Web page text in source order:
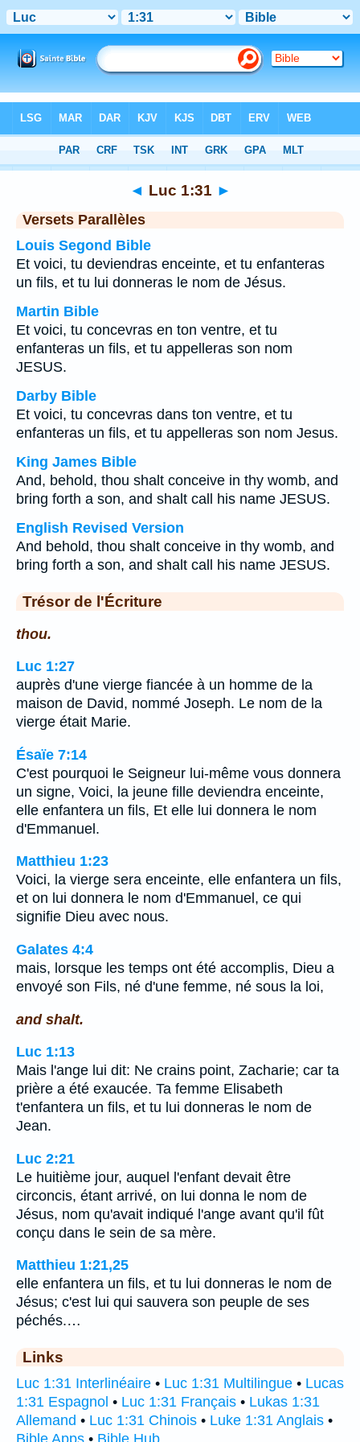
Chapitre 1 > Verset 31
◄ Luc 1:31 ►
Versets Parallèles
Louis Segond Bible
Et voici, tu deviendras enceinte, et tu enfanteras
un fils, et tu lui donneras le nom de Jésus.
Martin Bible
Et voici, tu concevras en ton ventre, et tu
enfanteras un fils, et tu appelleras son nom
JESUS.
Darby Bible
Et voici, tu concevras dans ton ventre, et tu
enfanteras un fils, et tu appelleras son nom Jesus.
King James Bible
And, behold, thou shalt conceive in thy womb, and
bring forth a son, and shalt call his name JESUS.
English Revised Version
And behold, thou shalt conceive in thy womb, and
bring forth a son, and shalt call his name JESUS.
Trésor de l'Écriture
thou.
Luc 1:27
auprès d'une vierge fiancée à un homme de la
maison de David, nommé Joseph. Le nom de la
vierge était Marie.
Ésaïe 7:14
C'est pourquoi le Seigneur lui-même vous donnera
un signe, Voici, la jeune fille deviendra enceinte,
elle enfantera un fils, Et elle lui donnera le nom
d'Emmanuel.
Matthieu 1:23
Voici, la vierge sera enceinte, elle enfantera un fils,
et on lui donnera le nom d'Emmanuel, ce qui
signifie Dieu avec nous.
Galates 4:4
mais, lorsque les temps ont été accomplis, Dieu a
envoyé son Fils, né d'une femme, né sous la loi,
and shalt.
Luc 1:13
Mais l'ange lui dit: Ne crains point, Zacharie; car ta
prière a été exaucée. Ta femme Elisabeth
t'enfantera un fils, et tu lui donneras le nom de
Jean.
Luc 2:21
Le huitième jour, auquel l'enfant devait être
circoncis, étant arrivé, on lui donna le nom de
Jésus, nom qu'avait indiqué l'ange avant qu'il fût
conçu dans le sein de sa mère.
Matthieu 1:21,25
elle enfantera un fils, et tu lui donneras le nom de
Jésus; c'est lui qui sauvera son peuple de ses
péchés.…
Links
Luc 1:31 Interlinéaire • Luc 1:31 Multilingue • Lucas
1:31 Espagnol • Luc 1:31 Français • Lukas 1:31
Allemand • Luc 1:31 Chinois • Luke 1:31 Anglais •